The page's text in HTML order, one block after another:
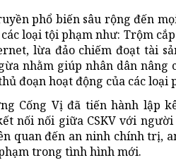
phổ biến sâu rộng đến
loại tội phạm như: Trộm
lừa đảo chiếm đoạt tài
nhằm giúp nhân dân
đoạn hoạt động của các loại
Cống Vị đã tiến hành lập
nối nối giữa CSKV với
quan đến an ninh chính trị,
trong tình hình mới.